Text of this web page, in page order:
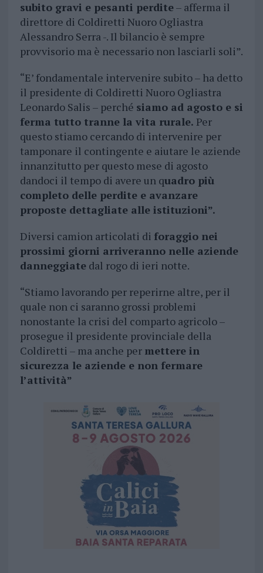
subito gravi e pesanti perdite– afferma il
direttore di Coldiretti Nuoro Ogliastra
Alessandro Serra -. Il bilancio è sempre
provvisorio ma è necessario non lasciarli soli”.
“E’ fondamentale intervenire subito – ha detto
il presidente di Coldiretti Nuoro Ogliastra
Leonardo Salis – perché siamo ad agosto e si
ferma tutto tranne la vita rurale. Per
questo stiamo cercando di intervenire per
tamponare il contingente e aiutare le aziende
innanzitutto per questo mese di agosto
dandoci il tempo di avere un quadro più
completo delle perdite e avanzare
proposte dettagliate alle istituzioni”.
Diversi camion articolati di foraggio nei
prossimi giorni arriveranno nelle aziende
danneggiatedal rogo di ieri notte.
“Stiamo lavorando per reperirne altre, per il
quale non ci saranno grossi problemi
nonostante la crisi del comparto agricolo –
prosegue il presidente provinciale della
Coldiretti – ma anche per mettere in
sicurezza le aziende e non fermare
l’attività”